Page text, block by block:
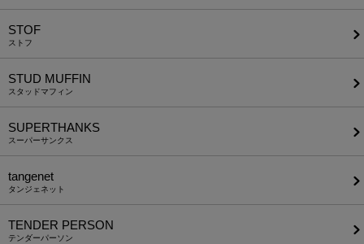
STOF
ストフ
STUD MUFFIN
スタッドマフィン
SUPERTHANKS
スーパーサンクス
tangenet
タンジェネット
TENDER PERSON
テンダーパーソン